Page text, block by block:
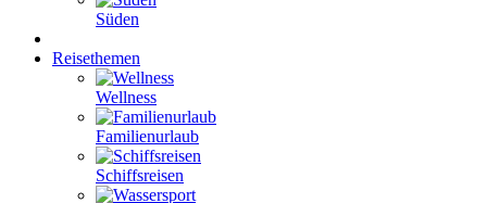
Süden
Reisethemen
Wellness
Familienurlaub
Schiffsreisen